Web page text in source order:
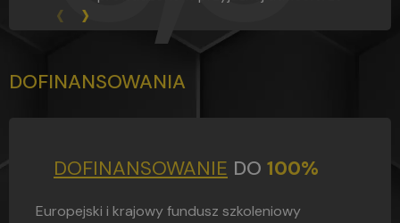
‹ ›
DOFINANSOWANIA
DOFINANSOWANIE DO 100%
Europejski i krajowy fundusz szkoleniowy